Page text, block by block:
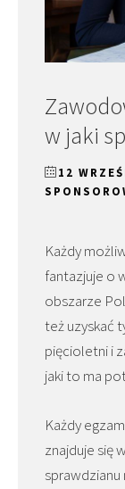
w jaki
12
Każdy
fantazjuje o
obszarze
też uzyskać
pięcioletni i
jaki to ma
Każdy
znajduje się